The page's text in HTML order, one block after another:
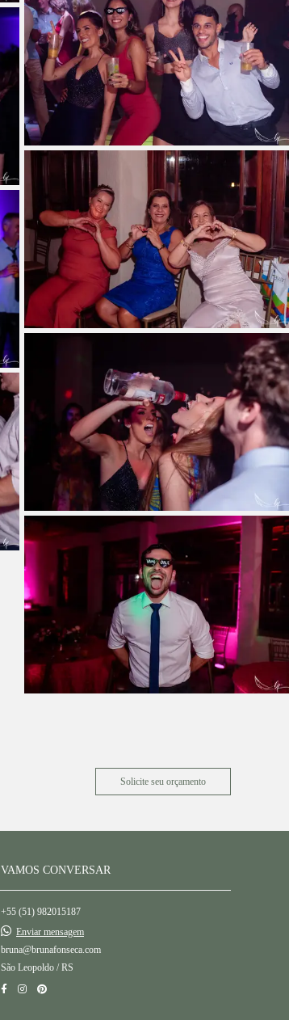
Solicite seu orçamento
VAMOS CONVERSAR
+55 (51) 982015187
Enviar mensagem
bruna@brunafonseca.com
São Leopoldo / RS